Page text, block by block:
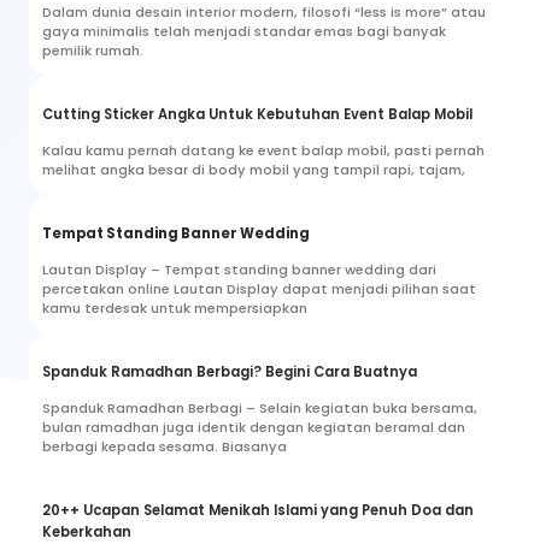
Dalam dunia desain interior modern, filosofi “less is more” atau
gaya minimalis telah menjadi standar emas bagi banyak
pemilik rumah.
Cutting Sticker Angka Untuk Kebutuhan Event Balap Mobil
Kalau kamu pernah datang ke event balap mobil, pasti pernah
melihat angka besar di body mobil yang tampil rapi, tajam,
Tempat Standing Banner Wedding
Lautan Display – Tempat standing banner wedding dari
percetakan online Lautan Display dapat menjadi pilihan saat
kamu terdesak untuk mempersiapkan
Spanduk Ramadhan Berbagi? Begini Cara Buatnya
Spanduk Ramadhan Berbagi – Selain kegiatan buka bersama,
bulan ramadhan juga identik dengan kegiatan beramal dan
berbagi kepada sesama. Biasanya
20++ Ucapan Selamat Menikah Islami yang Penuh Doa dan
Keberkahan